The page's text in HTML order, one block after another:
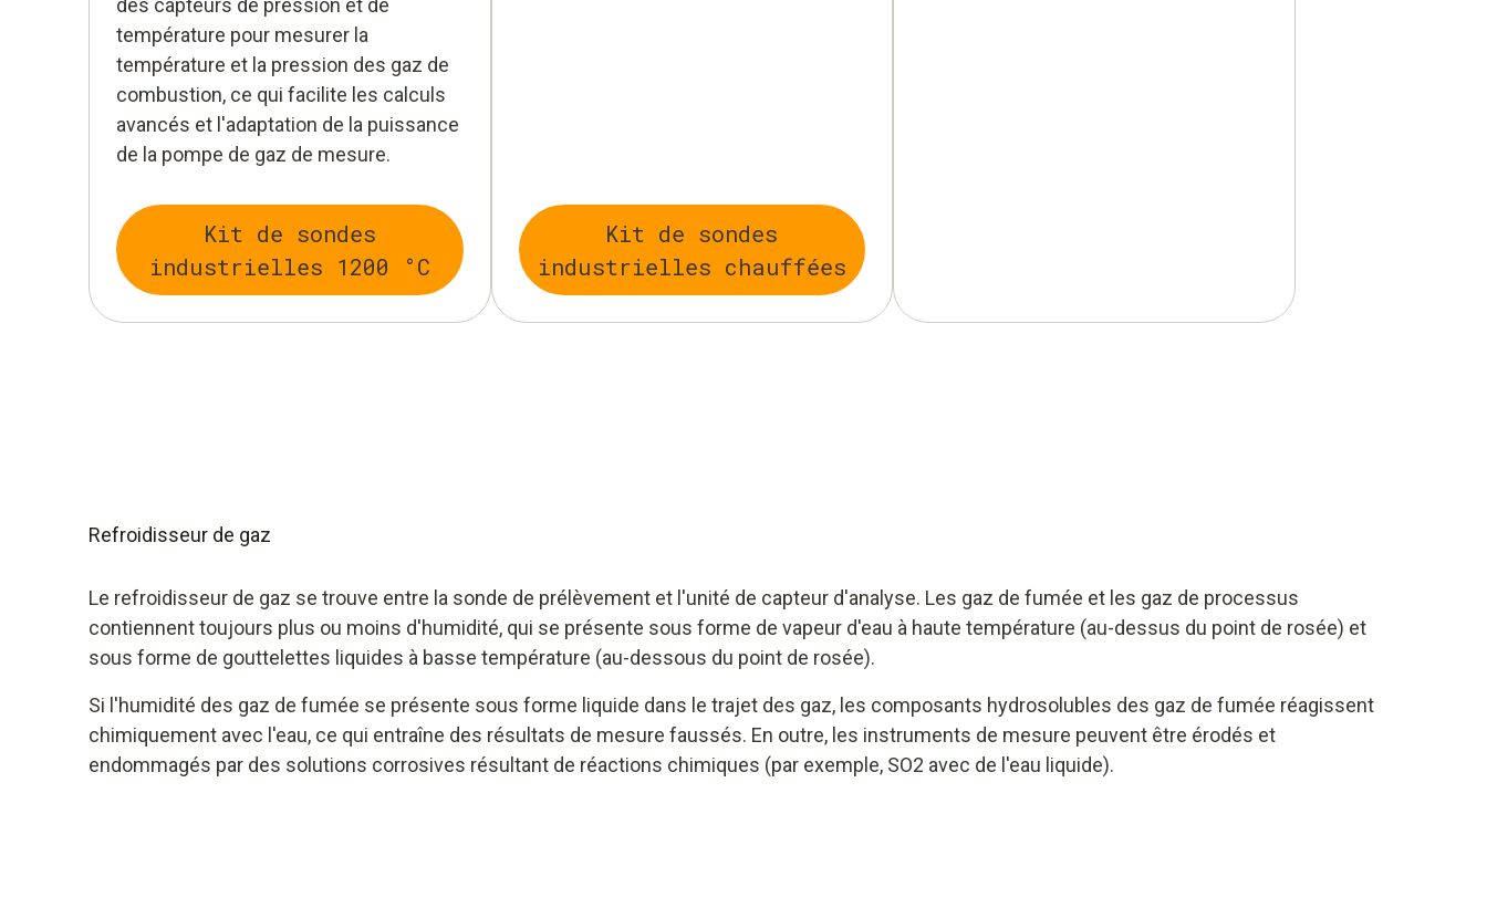
des capteurs de pression et de
température pour mesurer la
température et la pression des gaz de
combustion, ce qui facilite les calculs
avancés et l'adaptation de la puissance
de la pompe de gaz de mesure.
Kit de sondes
industrielles 1200 °C
Kit de sondes
industrielles chauffées
Refroidisseur de gaz
Le refroidisseur de gaz se trouve entre la sonde de prélèvement et l'unité de capteur d'analyse. Les gaz de fumée et les gaz de processus
contiennent toujours plus ou moins d'humidité, qui se présente sous forme de vapeur d'eau à haute température (au-dessus du point de rosée) et
sous forme de gouttelettes liquides à basse température (au-dessous du point de rosée).
Si l'humidité des gaz de fumée se présente sous forme liquide dans le trajet des gaz, les composants hydrosolubles des gaz de fumée réagissent
chimiquement avec l'eau, ce qui entraîne des résultats de mesure faussés. En outre, les instruments de mesure peuvent être érodés et
endommagés par des solutions corrosives résultant de réactions chimiques (par exemple, SO2 avec de l'eau liquide).